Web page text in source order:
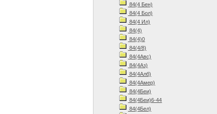
84(4 Бен)
84(4 Бол)
84(4 Ил)
84(4)
84(4)0
84(4/8)
84(4Авс)
84(4Аз)
84(4Алб)
84(4Амер)
84(4Беи)
84(4Беи)6-44
84(4Бел)